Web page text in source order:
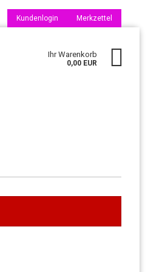
Kundenlogin Merkzettel
Ihr Warenkorb
0,00 EUR